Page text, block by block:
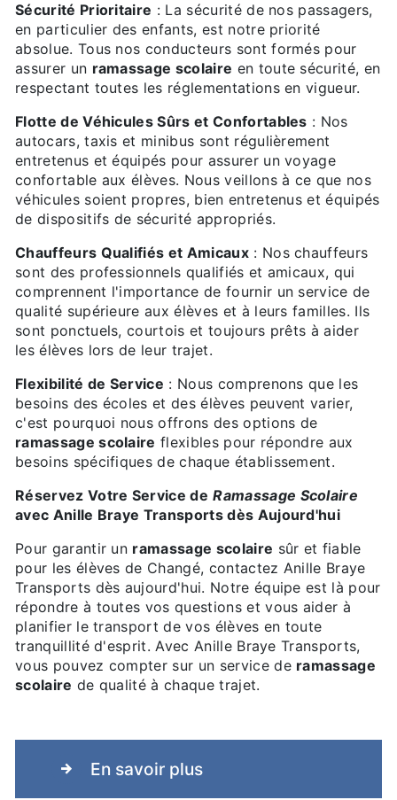
Sécurité Prioritaire : La sécurité de nos passagers,
en particulier des enfants, est notre priorité
absolue. Tous nos conducteurs sont formés pour
assurer un ramassage scolaire en toute sécurité, en
respectant toutes les réglementations en vigueur.
Flotte de Véhicules Sûrs et Confortables : Nos
autocars, taxis et minibus sont régulièrement
entretenus et équipés pour assurer un voyage
confortable aux élèves. Nous veillons à ce que nos
véhicules soient propres, bien entretenus et équipés
de dispositifs de sécurité appropriés.
Chauffeurs Qualifiés et Amicaux: Nos chauffeurs
sont des professionnels qualifiés et amicaux, qui
comprennent l'importance de fournir un service de
qualité supérieure aux élèves et à leurs familles. Ils
sont ponctuels, courtois et toujours prêts à aider
les élèves lors de leur trajet.
Flexibilité de Service : Nous comprenons que les
besoins des écoles et des élèves peuvent varier,
c'est pourquoi nous offrons des options de
ramassage scolaire flexibles pour répondre aux
besoins spécifiques de chaque établissement.
Réservez Votre Service de Ramassage Scolaire
avec Anille Braye Transports dès Aujourd'hui
Pour garantir un ramassage scolaire sûr et fiable
pour les élèves de Changé, contactez Anille Braye
Transports dès aujourd'hui. Notre équipe est là pour
répondre à toutes vos questions et vous aider à
planifier le transport de vos élèves en toute
tranquillité d'esprit. Avec Anille Braye Transports,
vous pouvez compter sur un service de ramassage
scolaire de qualité à chaque trajet.
En savoir plus